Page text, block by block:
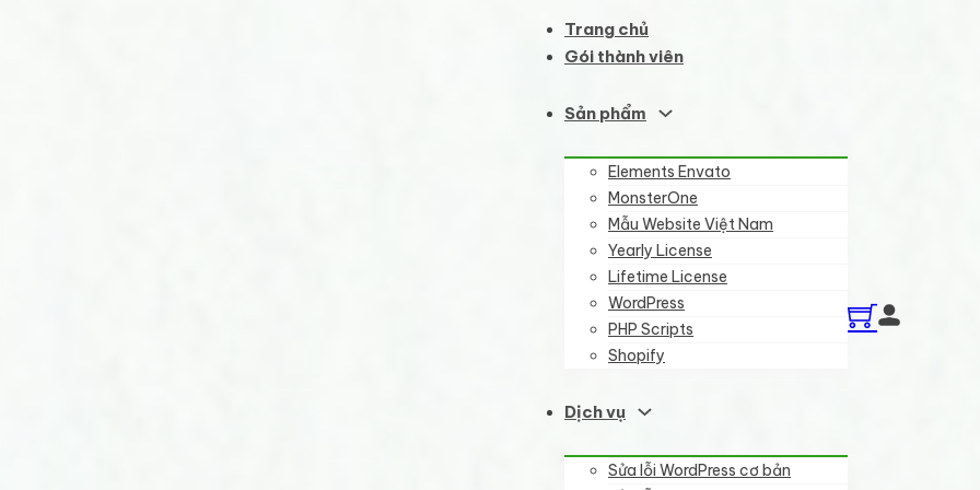
Trang chủ
Gói thành viên
Sản phẩm
Elements Envato
MonsterOne
Mẫu Website Việt Nam
Yearly License
Lifetime License
WordPress
PHP Scripts
Shopify
Dịch vụ
Sửa lỗi WordPress cơ bản